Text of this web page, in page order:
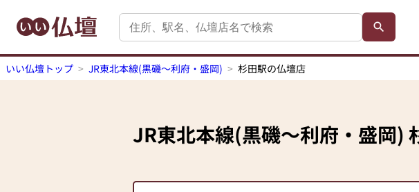
いい仏壇トップ JR東北本線(黒磯～利府・盛岡) 杉田駅の仏壇店
JR東北本線(黒磯～利府・盛岡)